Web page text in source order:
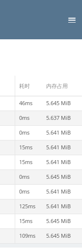
耗时 内存占用
46ms 5.645 MiB
0ms 5.637 MiB
0ms 5.641 MiB
15ms 5.641 MiB
15ms 5.641 MiB
0ms 5.645 MiB
0ms 5.641 MiB
125ms 5.641 MiB
15ms 5.645 MiB
109ms 5.645 MiB